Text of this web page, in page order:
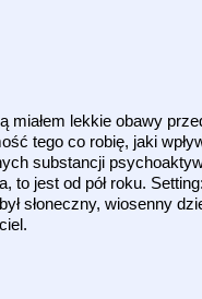
miałem lekkie obawy
tego co robię, jaki
substancji
to jest od pół roku.
słoneczny, wiosenny